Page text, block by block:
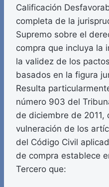
Calificación
completa de la
Supremo sobre el
compra que incluya la
la validez de los
basados en la figura
Resulta
número 903 del
de diciembre de 2011,
vulneración de los
del Código Civil
de compra establece
Tercero que: